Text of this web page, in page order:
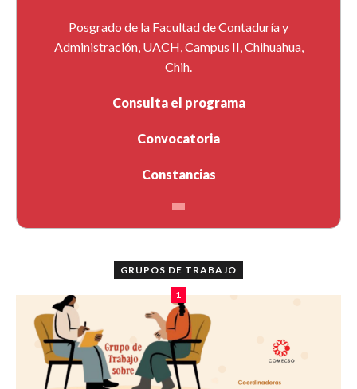
Posgrado de la Facultad de Contaduría y
Administración, UACH, Campus II, Chihuahua,
Chih.
Consulta el programa
Convocatoria
Constancias
GRUPOS DE TRABAJO
1